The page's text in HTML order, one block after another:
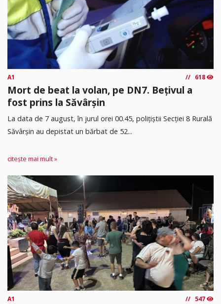
A1 618
Mort de beat la volan, pe DN7. Bețivul a
fost prins la Săvârșin
​La data de 7 august, în jurul orei 00.45, polițiștii Secției 8 Rurală
Săvârșin au depistat un bărbat de 52...
citește mai mult »
A1 547